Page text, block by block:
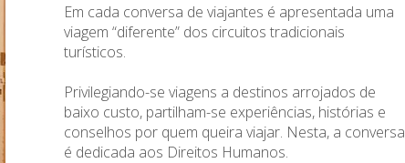
Em cada conversa de viajantes é apresentada uma
viagem “diferente” dos circuitos tradicionais
turísticos.
Privilegiando-se viagens a destinos arrojados de
baixo custo, partilham-se experiências, histórias e
conselhos por quem queira viajar. Nesta, a conversa
é dedicada aos Direitos Humanos.